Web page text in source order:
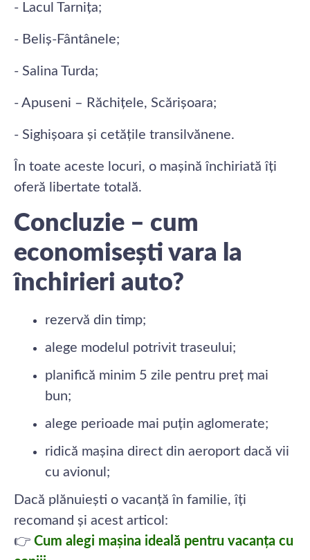
- Lacul Tarnița;
- Beliș-Fântânele;
- Salina Turda;
- Apuseni – Răchițele, Scărișoara;
- Sighișoara și cetățile transilvănene.
În toate aceste locuri, o mașină închiriată îți
oferă libertate totală.
Concluzie – cum
economisești vara la
închirieri auto?
rezervă din timp;
alege modelul potrivit traseului;
planifică minim 5 zile pentru preț mai
bun;
alege perioade mai puțin aglomerate;
ridică mașina direct din aeroport dacă vii
cu avionul;
Dacă plănuiești o vacanță în familie, îți
recomand și acest articol:
👉 Cum alegi mașina ideală pentru vacanța cu